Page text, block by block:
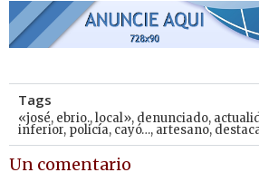
Tags
«josé, ebrio.,local», denunciado,
inferior, policía, cayó…, artesano,
Un comentario